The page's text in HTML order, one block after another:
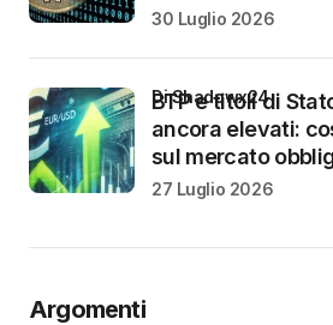
30 Luglio 2026
BTP e titoli di
ancora elevati:
sul mercato
di Shadowx24
27 Luglio 2026
Argomenti